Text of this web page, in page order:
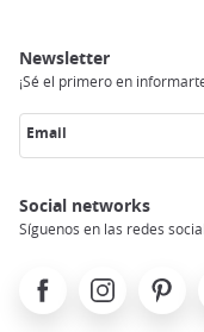
Newsletter
¡Sé el primero en
Email
Social networks
Síguenos en las redes
FacebookInstagramPinterest